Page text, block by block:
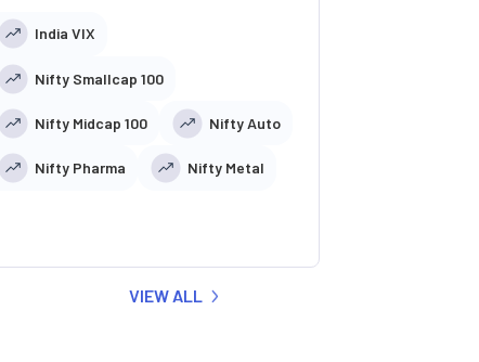
India VIX
Nifty Smallcap 100
Nifty Midcap 100 Nifty Auto
Nifty Pharma Nifty Metal
VIEW ALL